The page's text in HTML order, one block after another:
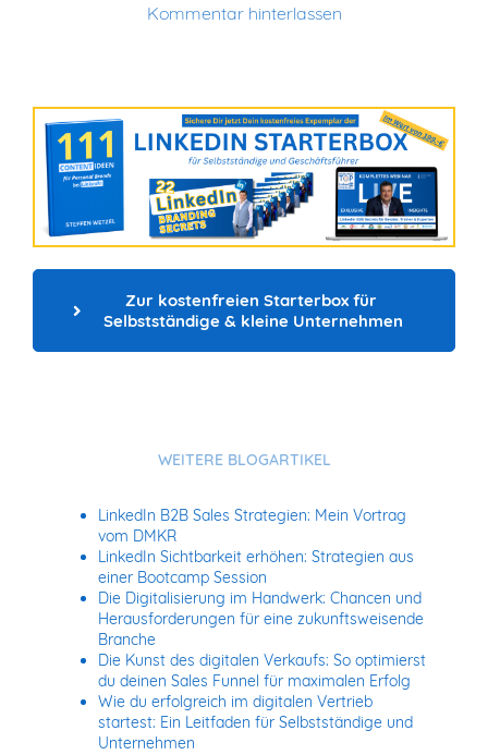
Kommentar hinterlassen
Zur kostenfreien Starterbox für
Selbstständige & kleine Unternehmen
WEITERE BLOGARTIKEL
LinkedIn B2B Sales Strategien: Mein Vortrag
vom DMKR
LinkedIn Sichtbarkeit erhöhen: Strategien aus
einer Bootcamp Session
Die Digitalisierung im Handwerk: Chancen und
Herausforderungen für eine zukunftsweisende
Branche
Die Kunst des digitalen Verkaufs: So optimierst
du deinen Sales Funnel für maximalen Erfolg
Wie du erfolgreich im digitalen Vertrieb
startest: Ein Leitfaden für Selbstständige und
Unternehmen